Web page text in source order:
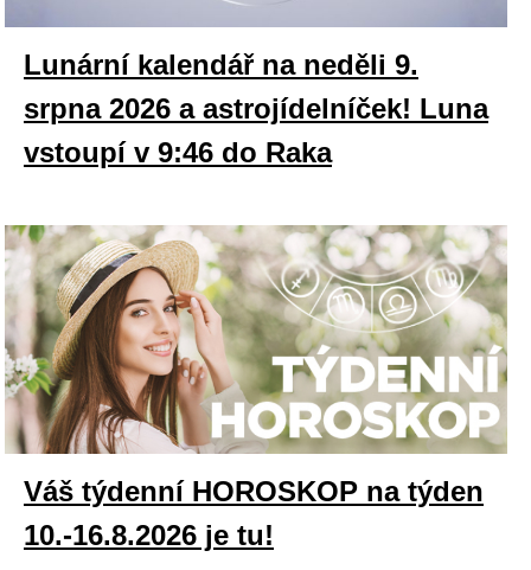
Lunární kalendář na neděli 9.
srpna 2026 a astrojídelníček! Luna
vstoupí v 9:46 do Raka
Váš týdenní HOROSKOP na týden
10.-16.8.2026 je tu!